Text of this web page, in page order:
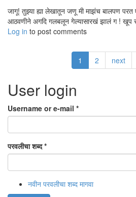
जागू! तुझ्या ह्या लेखातून जणू मी माझंच बालपण परत
आठवणीने अगदि गलबलून गेल्यासारखं झालं ग ! खूप
Log in to post comments
1 2 next
User login
Username or e-mail *
परवलीचा शब्द*
नवीन परवलीचा शब्द मागवा